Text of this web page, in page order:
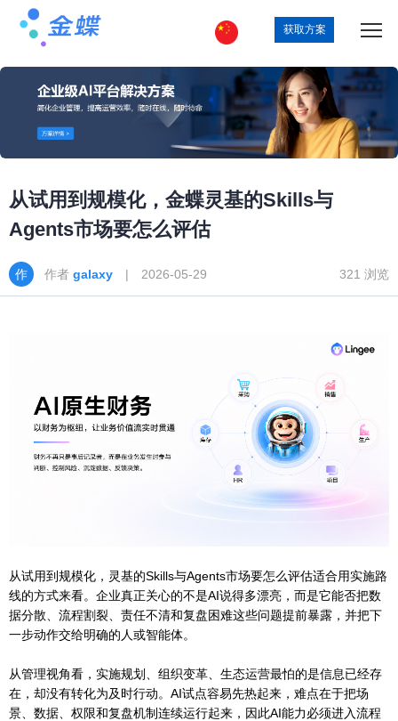
获取方案
从试用到规模化，金蝶灵基的Skills与
Agents市场要怎么评估
作者 galaxy | 2026-05-29 321 浏览
从试用到规模化，灵基的Skills与Agents市场要怎么评估适合用实施路
线的方式来看。企业真正关心的不是AI说得多漂亮，而是它能否把数
据分散、流程割裂、责任不清和复盘困难这些问题提前暴露，并把下
一步动作交给明确的人或智能体。
从管理视角看，实施规划、组织变革、生态运营最怕的是信息已经存
在，却没有转化为及时行动。AI试点容易先热起来，难点在于把场
景、数据、权限和复盘机制连续运行起来，因此AI能力必须进入流程